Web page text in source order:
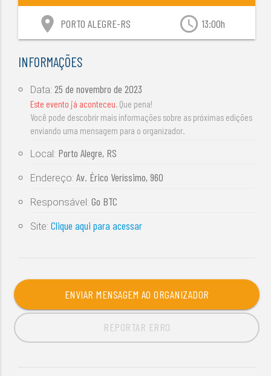
access_time 13:00h
location_on PORTO ALEGRE-RS
INFORMAÇÕES
Data:25 de novembro de 2023
Este evento já aconteceu. Que pena!
Você pode descobrir mais informações sobre as próximas edições
enviando uma mensagem para o organizador.
Local: Porto Alegre, RS
Endereço:Av. Érico Veríssimo, 960
Responsável:Go BTC
Site:Clique aqui para acessar
ENVIAR MENSAGEM AO ORGANIZADOR
REPORTAR ERRO